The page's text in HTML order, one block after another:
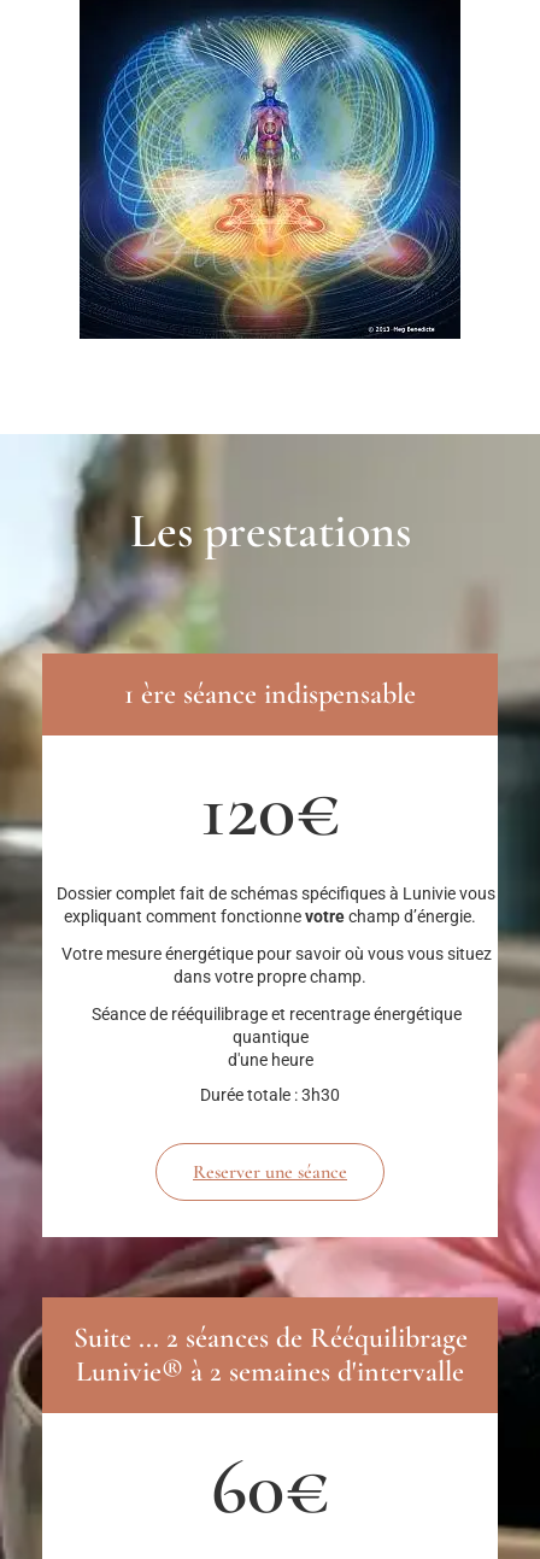
Les prestations
1 ère séance indispensable
120€
Dossier complet fait de schémas spécifiques à Lunivie vous
expliquant comment fonctionnevotrechamp d’énergie.
Votre mesure énergétique pour savoir où vous vous situez
dans votre propre champ.
Séance de rééquilibrage et recentrage énergétique
quantique
d'une heure
Durée totale : 3h30
Reserver une séance
Suite ... 2 séances de Rééquilibrage
Lunivie® à 2 semaines d'intervalle
60€